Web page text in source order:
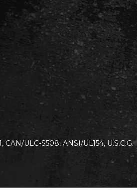
ULC-S508, ANSI/UL154, U.S.C.G.